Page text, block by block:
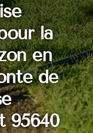
la
en
de
95640